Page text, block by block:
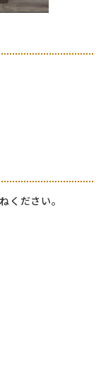
ください。